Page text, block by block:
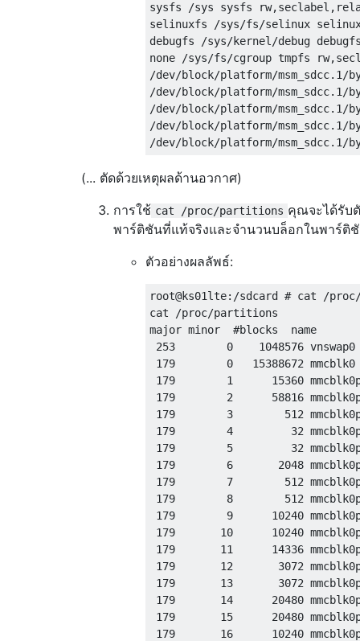
sysfs /sys sysfs
selinuxfs /sys/fs/selinux
debugfs /sys/kernel/debug
none /sys/fs/cgroup tmpfs
/dev/block/platform/msm_sdcc.1/
/dev/block/platform/msm_sdcc.1/
/dev/block/platform/msm_sdcc.1/
/dev/block/platform/msm_sdcc.1/
(... ตัดด้วยเหตุผลด้านอวกาศ)
การใช้ cat /proc/partitions คุณจะได้รับ
พาร์ติชันที่แท้จริงและจำนวนบล็อกในพาร์ติ
ตัวอย่างผลลัพธ์:
root@ks01lte:/sdcard # cat /
cat /proc/partitions
major minor  #blocks  name
253        0    1048576 vnswap0
179        0   15388672 mmcblk0
179        1      15360
179        2      58816
179        3        512
179        4         32
179        5         32
179        6       2048
179        7        512
179        8        512
179        9      10240
179       10      10240
179       11      14336
179       12       3072
179       13       3072
179       14      20480
179       15      20480
179       16      10240